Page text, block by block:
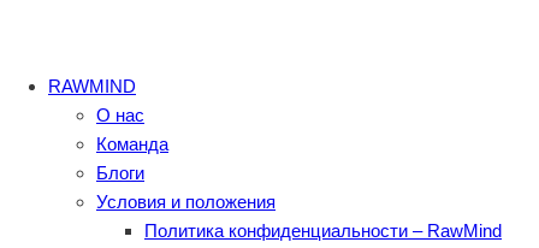
RAWMIND
О нас
Команда
Блоги
Условия и положения
Политика конфиденциальности – RawMind